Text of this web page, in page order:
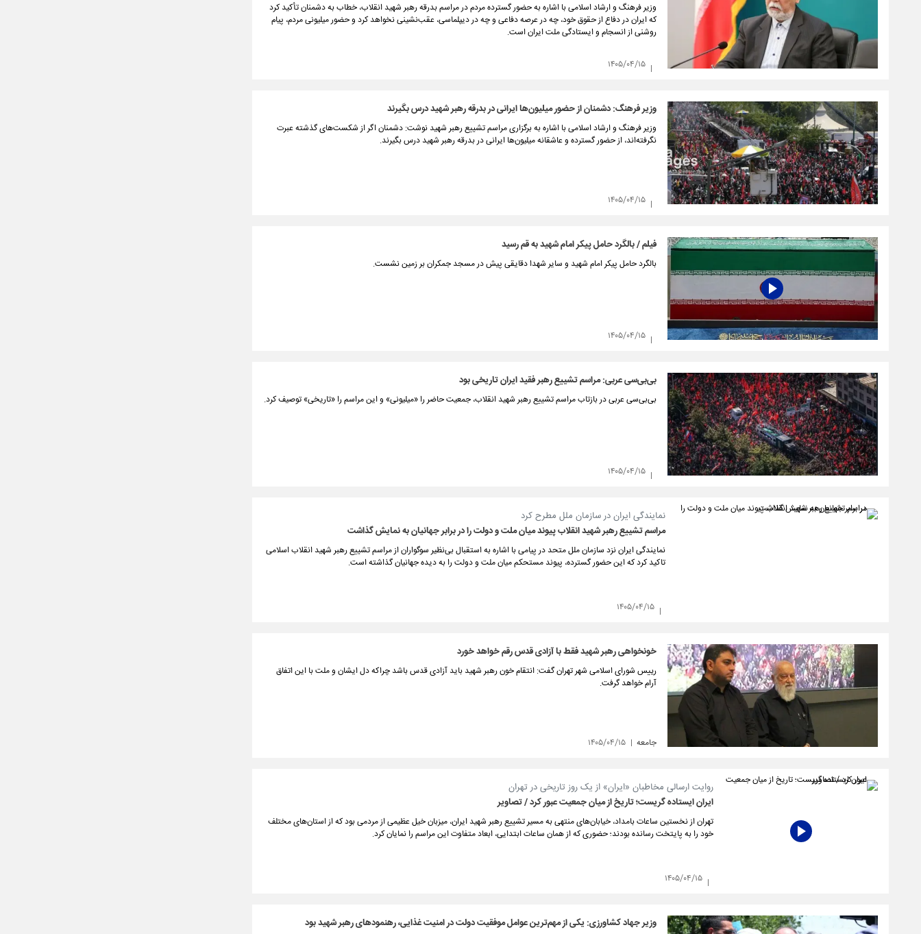
وزیر فرهنگ و ارشاد اسلامی با اشاره به حضور گسترده مردم در مراسم بدرقه رهبر شهید انقلاب، خطاب به دشمنان تأکید کرد
که ایران در دفاع از حقوق خود، چه در عرصه دفاعی و چه در دیپلماسی، عقب‌نشینی نخواهد کرد و حضور میلیونی مردم، پیام
روشنی از انسجام و ایستادگی ملت ایران است.
۱۴۰۵/۰۴/۱۵
وزیر فرهنگ: دشمنان از حضور میلیون‌ها ایرانی در بدرقه رهبر شهید درس بگیرند
وزیر فرهنگ و ارشاد اسلامی با اشاره به برگزاری مراسم تشییع رهبر شهید نوشت: دشمنان اگر از شکست‌های گذشته عبرت
نگرفته‌اند، از حضور گسترده و عاشقانه میلیون‌ها ایرانی در بدرقه رهبر شهید درس بگیرند.
۱۴۰۵/۰۴/۱۵
فیلم / بالگرد حامل پیکر امام شهید به قم رسید
بالگرد حامل ‌پیکر امام شهید و سایر شهدا دقایقی پیش ‌در مسجد جمکران بر زمین نشست.
۱۴۰۵/۰۴/۱۵
بی‌بی‌سی عربی: مراسم تشییع رهبر فقید ایران تاریخی بود
بی‌بی‌سی عربی در بازتاب مراسم تشییع رهبر شهید انقلاب، جمعیت حاضر را «میلیونی» و این مراسم را «تاریخی» توصیف کرد.
۱۴۰۵/۰۴/۱۵
نمایندگی ایران در سازمان ملل مطرح کرد
مراسم تشییع رهبر شهید انقلاب پیوند میان ملت و دولت را در برابر جهانیان به نمایش گذاشت
نمایندگی ایران نزد سازمان ملل متحد در پیامی با اشاره به استقبال بی‌نظیر سوگواران از مراسم تشییع رهبر شهید انقلاب اسلامی
تاکید کرد که این حضور گسترده، پیوند مستحکم میان ملت و دولت را به دیده جهانیان گذاشته است.
۱۴۰۵/۰۴/۱۵
خونخواهی رهبر شهید فقط با آزادی قدس رقم خواهد خورد
رییس شورای اسلامی شهر تهران گفت: انتقام خون رهبر شهید باید آزادی قدس باشد چراکه دل ایشان و ملت با این اتفاق
آرام خواهد گرفت.
جامعه ۱۴۰۵/۰۴/۱۵
روایت ارسالی مخاطبان «ایران» از یک روز تاریخی در تهران
ایران ایستاده گریست؛ تاریخ از میان جمعیت عبور کرد / تصاویر
تهران از نخستین ساعات بامداد، خیابان‌های منتهی به مسیر تشییع رهبر شهید ایران، میزبان خیل عظیمی از مردمی بود که از استان‌های مختلف
خود را به پایتخت رسانده بودند؛ حضوری که از همان ساعات ابتدایی، ابعاد متفاوت این مراسم را نمایان کرد.
۱۴۰۵/۰۴/۱۵
وزیر جهاد کشاورزی: یکی از مهم‌ترین عوامل موفقیت دولت در امنیت غذایی، رهنمودهای رهبر شهید بود